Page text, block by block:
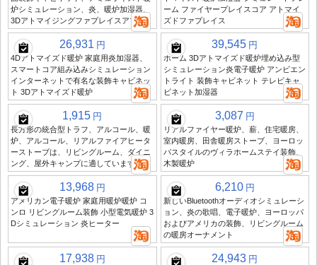
炉シミュレーション、炎、暖炉加湿器、
3Dアトマイジングファプレイスアプリ
ーム ファイヤープレイスコア アトマイ
ズドファプレイス
26,931 円
4Dアトマイズド暖炉 家庭用炎加湿器、
スマートコア組み込みシミュレーション
インターネットで有名な装飾キャビネッ
ト 3Dアトマイズド暖炉
39,545 円
ホーム 3Dアトマイズド暖炉埋め込み型
シミュレーション炎電子暖炉 アンビエン
トライト 装飾キャビネット テレビキャ
ビネット加湿器
1,915 円
長方形の統合型トラフ、アルコール、暖
炉、アルコール、リアルファイアヒータ
ーストーブは、リビングルーム、ダイニ
ング、屋外キャンプに適しています
3,087 円
リアルファイヤー暖炉、薪、住宅暖房、
室内暖房、田舎暖房ストーブ、ヨーロッ
パスタイルのヴィラホームステイ装飾、
木製暖炉
13,968 円
アメリカン電子暖炉 家庭用暖炉暖炉 コ
ンロ リビングルーム装飾 小型電気暖炉 3
Dシミュレーション 炎ヒーター
6,210 円
新しいBluetoothオーディオシミュレーシ
ョン、炎の歌唱、電子暖炉、ヨーロッパ
およびアメリカの装飾、リビングルーム
の暖房オーナメント
17,938 円 24,943 円